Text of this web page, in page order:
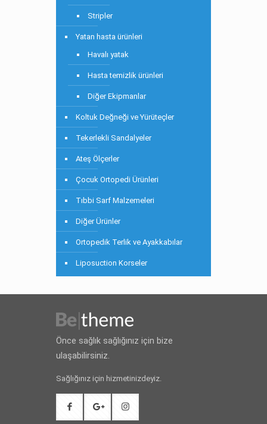
Stripler
Yatan hasta ürünleri
Havalı yatak
Hasta temizlik ürünleri
Diğer Ekipmanlar
Koltuk Değneği ve Yürüteçler
Tekerlekli Sandalyeler
Ateş Ölçerler
Çocuk Ortopedi Ürünleri
Tıbbi Sarf Malzemeleri
Diğer Ürünler
Ortopedik Terlik ve Ayakkabılar
Liposuction Korseler
Önce sağlık sağlığınız için bize
ulaşabilirsiniz.
Sağlığınız için hizmetinizdeyiz.